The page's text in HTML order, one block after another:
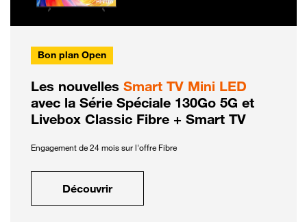
Bon plan Open
Les nouvelles Smart TV Mini LED
avec la Série Spéciale 130Go 5G et
Livebox Classic Fibre + Smart TV
Engagement de 24 mois sur l'offre Fibre
Découvrir